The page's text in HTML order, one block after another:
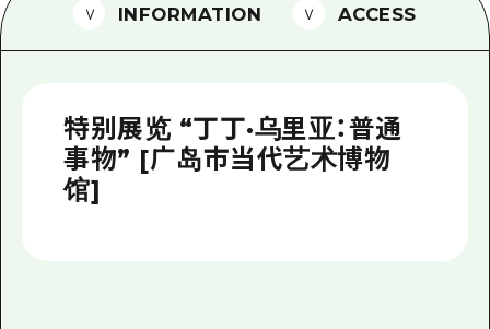
通过视频介绍广岛县的魅力！
灾难发生期间的交通信息
INFORMATION ACCESS
特别展览 “丁丁·乌里亚：普通
事物” [广岛市当代艺术博物
馆]